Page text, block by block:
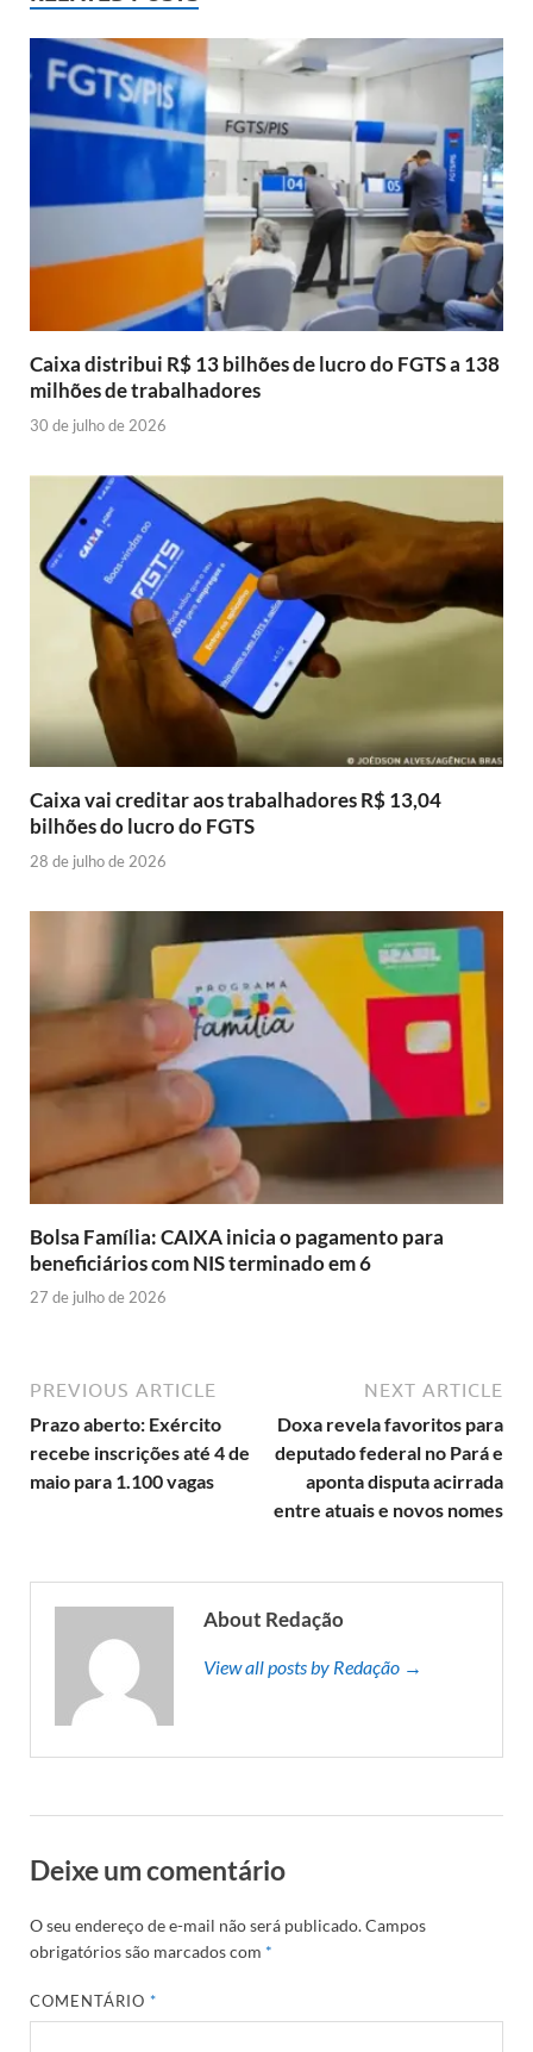
Caixa distribui R$ 13 bilhões de lucro do FGTS a 138
milhões de trabalhadores
30 de julho de 2026
Caixa vai creditar aos trabalhadores R$ 13,04
bilhões do lucro do FGTS
28 de julho de 2026
Bolsa Família: CAIXA inicia o pagamento para
beneficiários com NIS terminado em 6
27 de julho de 2026
PREVIOUS ARTICLE
Prazo aberto: Exército
recebe inscrições até 4 de
maio para 1.100 vagas
NEXT ARTICLE
Doxa revela favoritos para
deputado federal no Pará e
aponta disputa acirrada
entre atuais e novos nomes
About Redação
View all posts by Redação →
Deixe um comentário
O seu endereço de e-mail não será publicado.Campos
obrigatórios são marcados com *
COMENTÁRIO*